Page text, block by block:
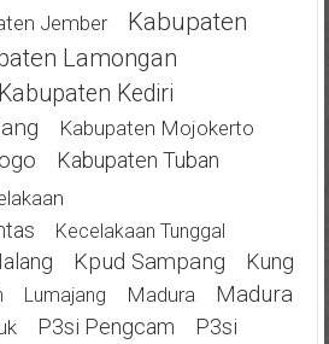
Jember
Kabupaten
Lamongan
Kabupaten Kediri
Kabupaten Mojokerto
Kabupaten Tuban
Kecelakaan Tunggal
Kpud Sampang
Kung
Lumajang Madura
Madura
P3si Pengcam
P3si